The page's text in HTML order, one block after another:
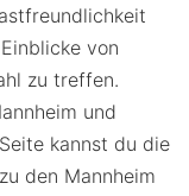
von
zu treffen.
und
kannst du die
den Mannheim